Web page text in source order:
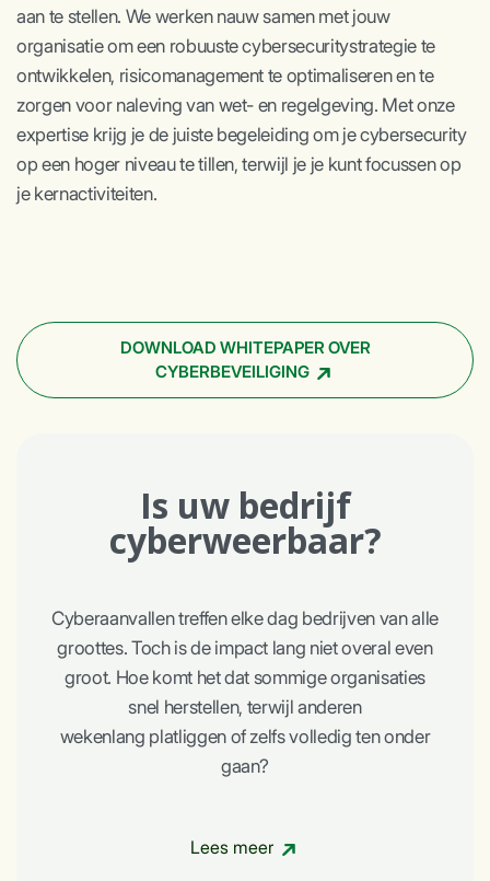
aan te stellen. We werken nauw samen met jouw
organisatie om een robuuste cybersecuritystrategie te
ontwikkelen, risicomanagement te optimaliseren en te
zorgen voor naleving van wet- en regelgeving. Met onze
expertise krijg je de juiste begeleiding om je cybersecurity
op een hoger niveau te tillen, terwijl je je kunt focussen op
je kernactiviteiten.
DOWNLOAD WHITEPAPER OVER
CYBERBEVEILIGING
Is uw bedrijf
cyberweerbaar?
Cyberaanvallen treffen elke dag bedrijven van alle
groottes. Toch is de impact lang niet overal even
groot. Hoe komt het dat sommige organisaties
snel herstellen, terwijl anderen
wekenlang platliggen of zelfs volledig ten onder
gaan?
Lees meer